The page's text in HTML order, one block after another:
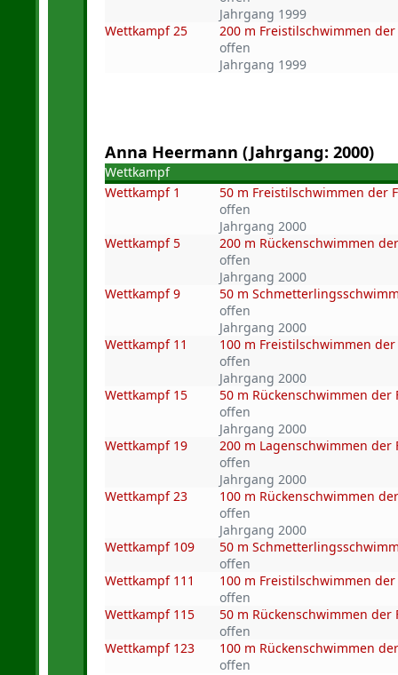
Jahrgang 1999
Wettkampf 25
200 m Freistilschwimmen
offen
Jahrgang 1999
Anna Heermann (Jahrgang: 2000)
Wettkampf
Wettkampf 1
50 m Freistilschwimmen der
offen
Jahrgang 2000
Wettkampf 5
200 m Rückenschwimmen
offen
Jahrgang 2000
Wettkampf 9
50 m
offen
Jahrgang 2000
Wettkampf 11
100 m Freistilschwimmen
offen
Jahrgang 2000
Wettkampf 15
50 m Rückenschwimmen der
offen
Jahrgang 2000
Wettkampf 19
200 m Lagenschwimmen der
offen
Jahrgang 2000
Wettkampf 23
100 m Rückenschwimmen
offen
Jahrgang 2000
Wettkampf 109
50 m
offen
Wettkampf 111
100 m Freistilschwimmen der
offen
Wettkampf 115
50 m Rückenschwimmen der
offen
Wettkampf 123
100 m Rückenschwimmen
offen